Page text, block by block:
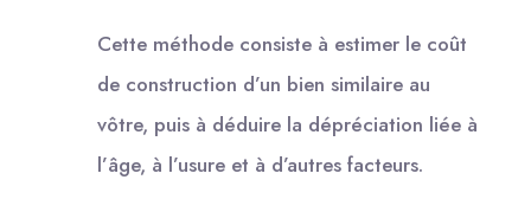
Cette méthode consiste à estimer le coût
de construction d’un bien similaire au
vôtre, puis à déduire la dépréciation liée à
l’âge, à l’usure et à d’autres facteurs.